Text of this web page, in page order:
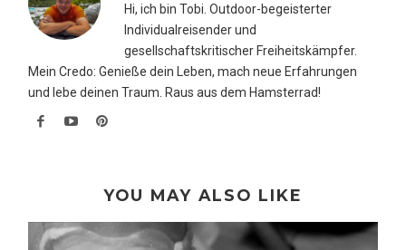
Hi, ich bin Tobi. Outdoor-begeisterter
Individualreisender und
gesellschaftskritischer Freiheitskämpfer.
Mein Credo: Genieße dein Leben, mach neue Erfahrungen
und lebe deinen Traum. Raus aus dem Hamsterrad!
YOU MAY ALSO LIKE